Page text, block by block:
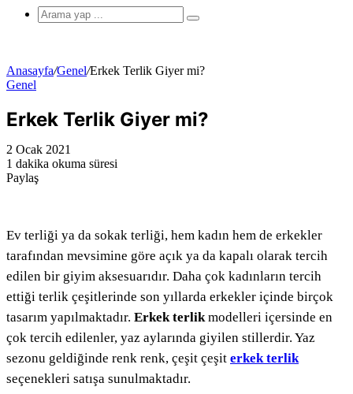
Arama
Anasayfa/Genel/Erkek Terlik Giyer mi?
Genel
Erkek Terlik Giyer mi?
2 Ocak 2021
1 dakika okuma süresi
Paylaş
paylaş
Ev terliği ya da sokak terliği, hem kadın hem de erkekler
tarafından mevsimine göre açık ya da kapalı olarak tercih
edilen bir giyim aksesuarıdır. Daha çok kadınların tercih
ettiği terlik çeşitlerinde son yıllarda erkekler içinde birçok
tasarım yapılmaktadır. Erkek terlikmodelleri içersinde en
çok tercih edilenler, yaz aylarında giyilen stillerdir. Yaz
sezonu geldiğinde renk renk, çeşit çeşit erkek terlik
seçenekleri satışa sunulmaktadır.